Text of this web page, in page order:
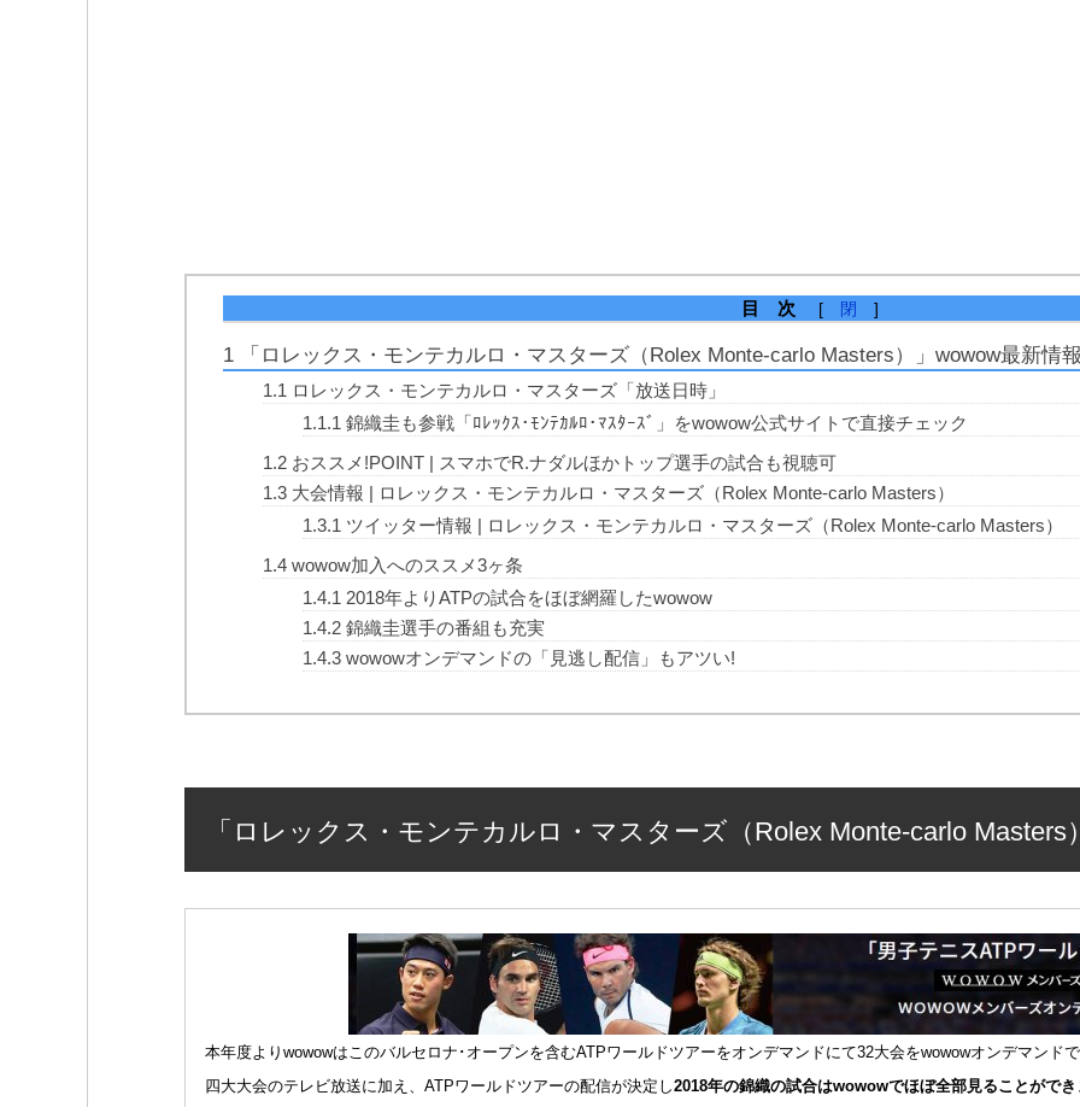
目 次 [ 閉 ]
1 「ロレックス・モンテカルロ・マスターズ（Rolex Monte-carlo Masters）」wowow最新情
1.1 ロレックス・モンテカルロ・マスターズ「放送日時」
1.1.1 錦織圭も参戦「ﾛﾚｯｸｽ･ﾓﾝﾃｶﾙﾛ･ﾏｽﾀｰｽﾞ」をwowow公式サイトで直接チェック
1.2 おススメ!POINT | スマホでR.ナダルほかトップ選手の試合も視聴可
1.3 大会情報 | ロレックス・モンテカルロ・マスターズ（Rolex Monte-carlo Masters）
1.3.1 ツイッター情報 | ロレックス・モンテカルロ・マスターズ（Rolex Monte-carlo Masters）
1.4 wowow加入へのススメ3ヶ条
1.4.1 2018年よりATPの試合をほぼ網羅したwowow
1.4.2錦織圭選手の番組も充実
1.4.3wowowオンデマンドの「見逃し配信」もアツい!
「ロレックス・モンテカルロ・マスターズ（Rolex Monte-carlo Masters
本年度よりwowowはこのバルセロナ･オープンを含むATPワールドツアーをオンデマンドにて32大会をwowowオンデマンド
四大大会のテレビ放送に加え、ATPワールドツアーの配信が決定し2018年の錦織の試合はwowowでほぼ全部見ることができ